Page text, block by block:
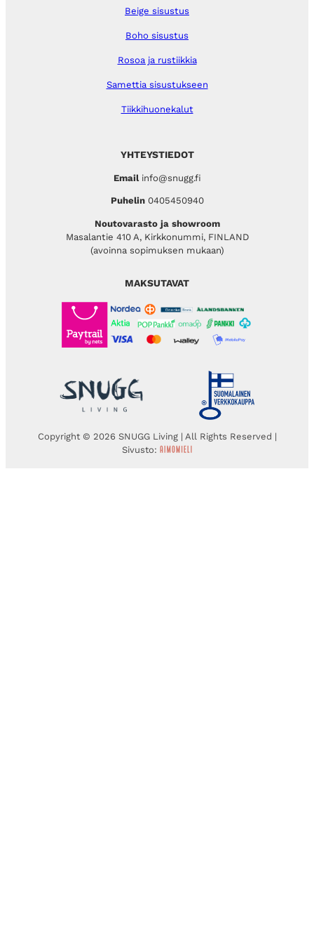
YHTEYSTIEDOT
Emailinfo@snugg.fi
Puhelin 0405450940
Noutovarasto ja showroom
Masalantie 410 A, Kirkkonummi, FINLAND
(avoinna sopimuksen mukaan)
Beige sisustus
Boho sisustus
Rosoa ja rustiikkia
Samettia sisustukseen
Tiikkihuonekalut
MAKSUTAVAT
Copyright © 2026 SNUGG Living | All Rights Reserved |
Sivusto: